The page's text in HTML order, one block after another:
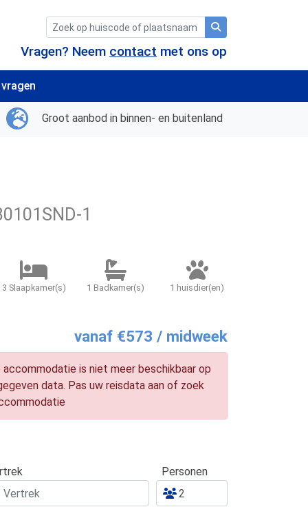
Vragen? Neem contact met ons op
Groot aanbod in binnen- en buitenland
1
3 Slaapkamer(s) 1 Badkamer(s) 1 huisdier(en)
vanaf €573 / midweek
accommodatie is niet meer beschikbaar op
data. Pas uw reisdata aan of zoek
Personen